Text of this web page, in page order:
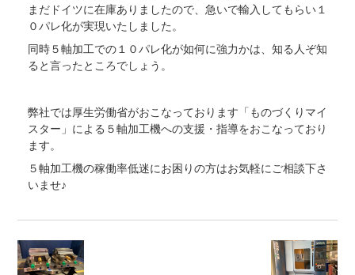
まだドイツに在庫ありましたので、急いで輸入してもらい１
０パレ化が実現いたしました。
同時５軸加工での１０パレ化が如何に強力かは、知る人ぞ知
ると言ったところでしょう。
弊社では厚生労働省がおこなっております「ものづくりマイ
スター」による５軸加工機への支援・指導をおこなっており
ます。
５軸加工機の稼働率低迷にお困りの方はお気軽にご相談下さ
いませ♪